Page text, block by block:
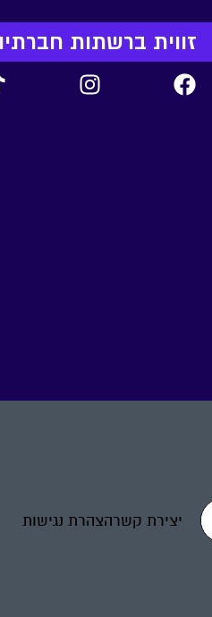
זווית ברשתות
יצירת קשרהצהרת נגישות